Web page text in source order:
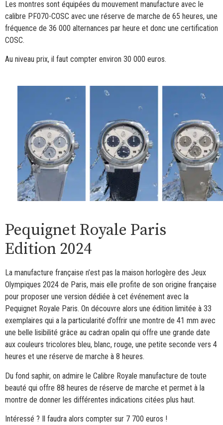
Les montres sont équipées du mouvement manufacture avec le
calibre PF070-COSC avec une réserve de marche de 65 heures, une
fréquence de 36 000 alternances par heure et donc une certification
COSC.
Au niveau prix, il faut compter environ 30 000 euros.
Pequignet Royale Paris
Edition 2024
La manufacture française n’est pas la maison horlogère des Jeux
Olympiques 2024 de Paris, mais elle profite de son origine française
pour proposer une version dédiée à cet événement avec la
Pequignet Royale Paris. On découvre alors une édition limitée à 33
exemplaires qui a la particularité d’offrir une montre de 41 mm avec
une belle lisibilité grâce au cadran opalin qui offre une grande date
aux couleurs tricolores bleu, blanc, rouge, une petite seconde vers 4
heures et une réserve de marche à 8 heures.
Du fond saphir, on admire le Calibre Royale manufacture de toute
beauté qui offre 88 heures de réserve de marche et permet à la
montre de donner les différentes indications citées plus haut.
Intéressé ? Il faudra alors compter sur 7 700 euros !